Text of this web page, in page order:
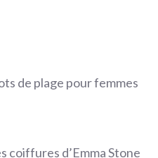
de plage pour femmes
coiffures d’Emma Stone